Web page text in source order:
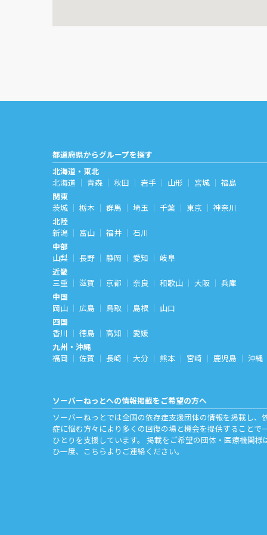
都道府県からグループを探す
北海道・東北
北海道
青森 秋田 岩手 山形 宮城
福島
関東
茨城
栃木 群馬 埼玉 千葉 東京
神奈川
北陸
新潟
富山 福井
石川
中部
山梨
長野 静岡 愛知
岐阜
近畿
三重
滋賀 京都 奈良 和歌山 大阪
兵庫
中国
岡山
広島 鳥取 島根
山口
四国
香川
徳島 高知
愛媛
九州・沖縄
福岡
佐賀 長崎 大分 熊本 宮崎 鹿児島 沖縄
ソーバーねっとへの情報掲載をご希望の方へ
ソーバーねっとでは全国の依存症支援団体の情報を掲載し、
症に悩む方々により多くの回復の場と機会を提供することで
ひとりを支援しています。 掲載をご希望の団体・医療機関様
ひ一度、
こちら よりご連絡ください。